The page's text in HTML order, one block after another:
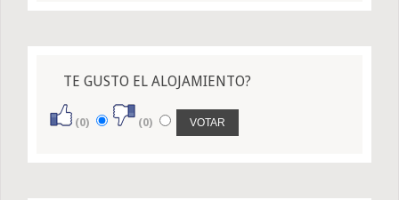
TE GUSTO EL ALOJAMIENTO?
(0) (0)